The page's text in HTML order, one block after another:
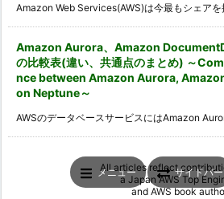
Amazon Web Services(AWS)は今最もシェアを
Amazon Aurora、Amazon
の比較表(違い、共通点のまとめ) ～
nce between Amazon Aurora,
on Neptune～
AWSのデータベースサービスにはAmazon
All articles reflect
a Japan AWS Top
and AWS book
メニュー サイドバー